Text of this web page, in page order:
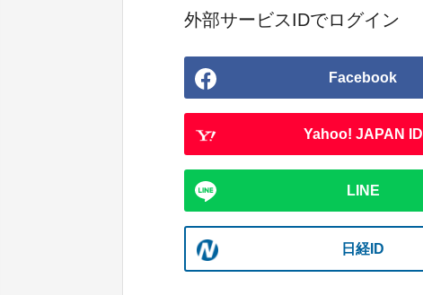
外部サービスIDでログイン
Facebook
Yahoo! JAPAN ID
LINE
日経ID